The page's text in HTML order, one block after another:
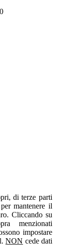
di terze parti
mantenere il
Cliccando su
menzionati
impostare
NON cede dati